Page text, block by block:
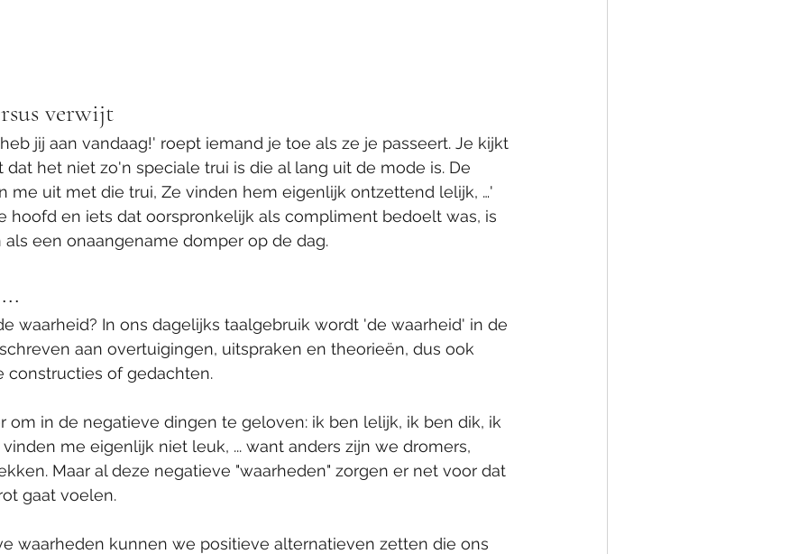
verwijt
jij aan vandaag!' roept iemand je toe als ze je passeert. Je kijkt
dat het niet zo'n speciale trui is die al lang uit de mode is. De
me uit met die trui, Ze vinden hem eigenlijk ontzettend lelijk, …'
hoofd en iets dat oorspronkelijk als compliment bedoelt was, is
een onaangename domper op de dag.
waarheid? In ons dagelijks taalgebruik wordt 'de waarheid' in de
aan overtuigingen, uitspraken en theorieën, dus ook
constructies of gedachten.
om in de negatieve dingen te geloven: ik ben lelijk, ik ben dik, ik
me eigenlijk niet leuk, ... want anders zijn we dromers,
Maar al deze negatieve "waarheden" zorgen er net voor dat
gaat voelen.
waarheden kunnen we positieve alternatieven zetten die ons